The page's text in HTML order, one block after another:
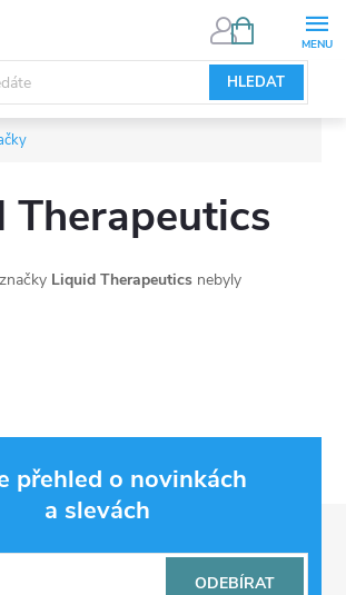
HLEDAT
NÁKUPNÍ
Therapeutics
Liquid Therapeutics nebyly
přehled o novinkách
a slevách
ODEBÍRAT